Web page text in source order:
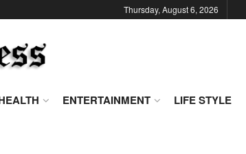
Thursday, August 6, 2026
ENTERTAINMENT LIFE STYLE